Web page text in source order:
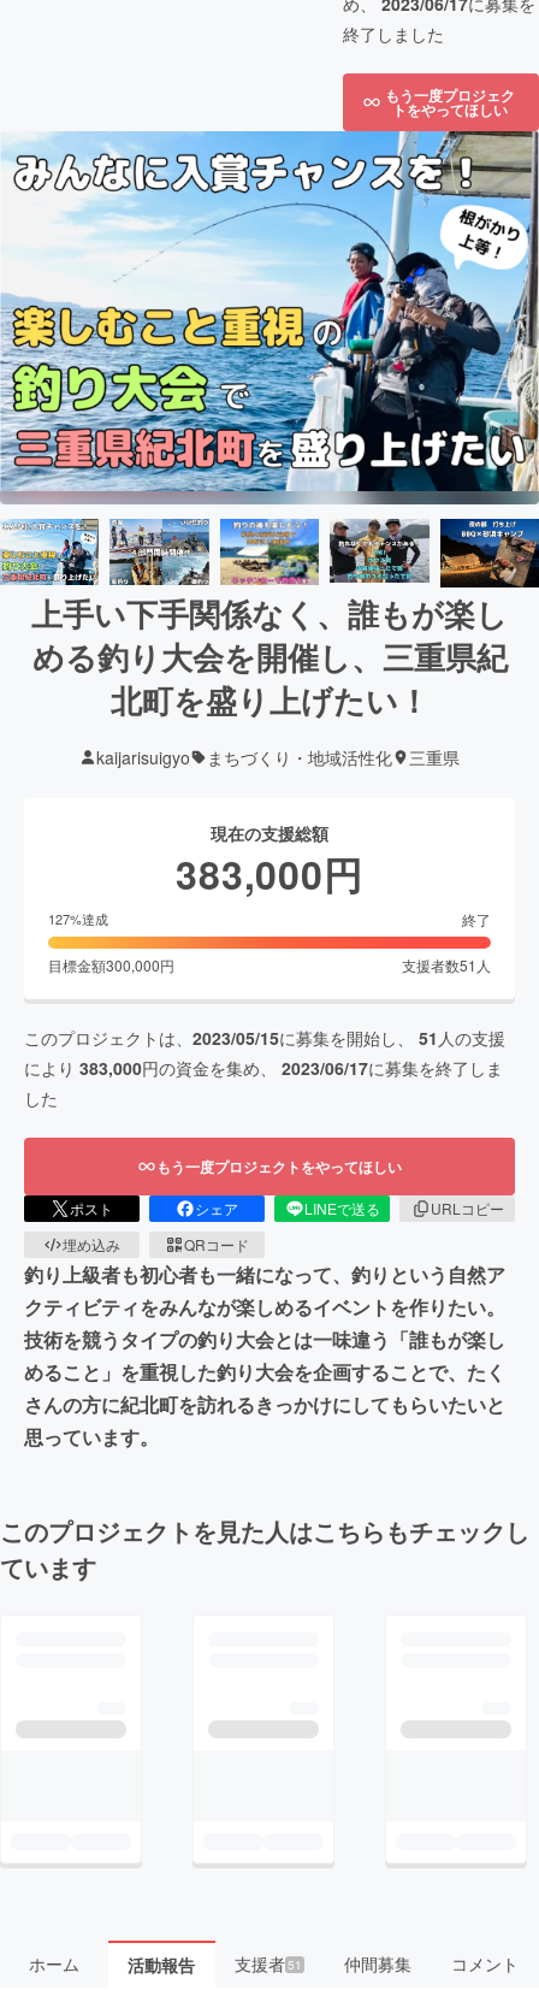
終了しました
もう一度プロジェク
トをやってほしい
上手い下手関係なく、誰もが楽し
める釣り大会を開催し、三重県紀
北町を盛り上げたい！
kaijarisuigyo まちづくり・地域活性化 三重県
現在の支援総額
383,000円
127%達成 終了
目標金額300,000円 支援者数51 人
このプロジェクトは、 2023/05/15に募集を開始し、 51 人の支援
により 383,000円の資金を集め、 2023/06/17に募集を終了しま
した
もう一度プロジェクトをやってほしい
ポスト シェア LINEで送る
URLコピー
埋め込み
QRコード
釣り上級者も初心者も一緒になって、釣りという自然ア
クティビティをみんなが楽しめるイベントを作りたい。
技術を競うタイプの釣り大会とは一味違う「誰もが楽し
めること」を重視した釣り大会を企画することで、たく
さんの方に紀北町を訪れるきっかけにしてもらいたいと
思っています。
このプロジェクトを見た人はこちらもチェックし
ています
ホーム 活動報告 支援者51 仲間募集 コメント